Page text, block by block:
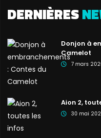
DERNIÈRES
Donjon à
Camelot
7 mars
Aion 2,
30 mai